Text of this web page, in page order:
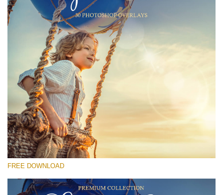
Please select
Free Photoshop Overlay #19
Small 800*533px
Light Flare
(30 Overlays)
Fairy Tale (344 Overlays)
FREE DOWNLOAD